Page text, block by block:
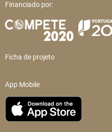
Financiado por:
Ficha de projeto
App Mobile